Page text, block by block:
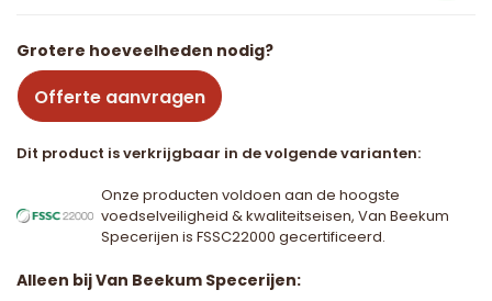
Grotere hoeveelheden nodig?
Offerte aanvragen
Dit product is verkrijgbaar in de volgende varianten:
Onze producten voldoen aan de hoogste
voedselveiligheid & kwaliteitseisen, Van Beekum
Specerijen is FSSC22000 gecertificeerd.
Alleen bij Van Beekum Specerijen: